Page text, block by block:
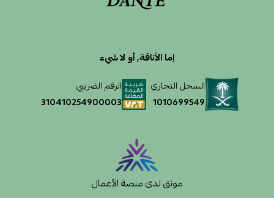
إما الأناقة, أو لا شيء
السجل التجاري
1010699549
الرقم الضريبي
310410254900003
موثق لدى منصة الأعمال